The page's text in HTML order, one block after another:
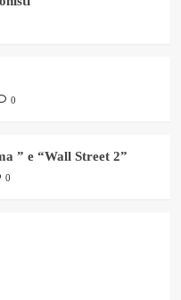
0
” e “Wall Street 2”
0